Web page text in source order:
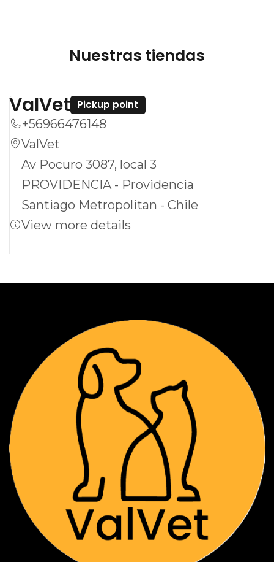
Nuestras tiendas
ValVet Pickup point
+56966476148
ValVet
Av Pocuro 3087, local 3
PROVIDENCIA - Providencia
Santiago Metropolitan - Chile
View more details